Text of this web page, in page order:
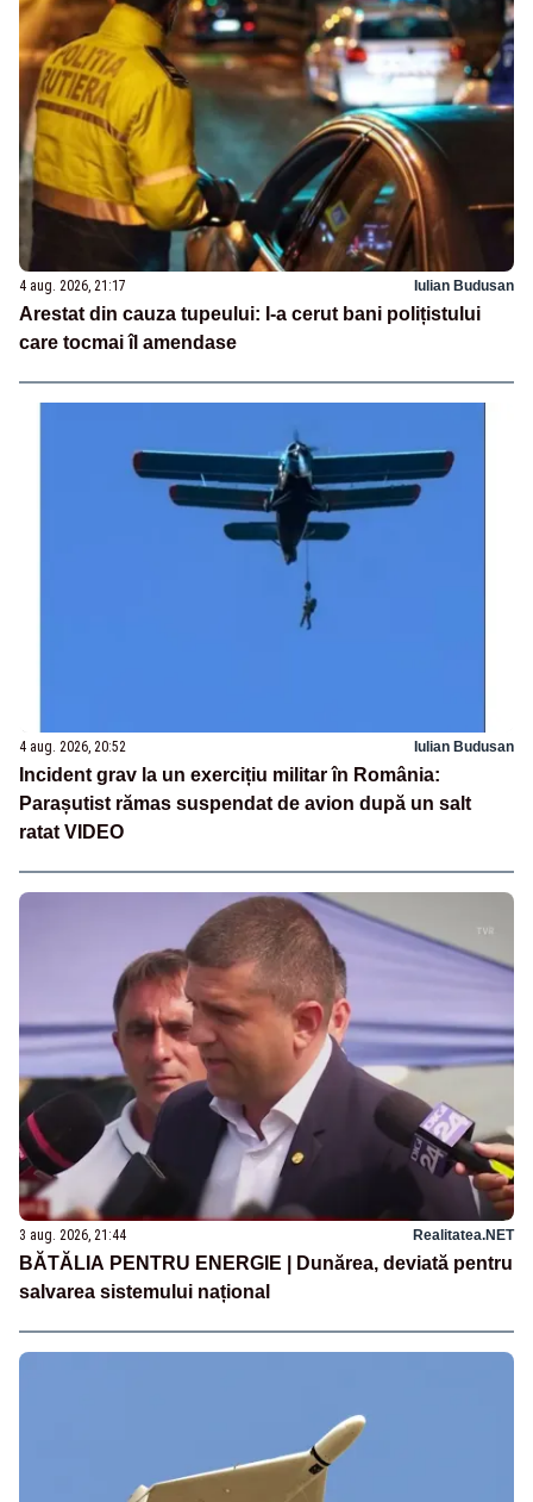
4 aug. 2026, 21:17 Iulian Budusan
Arestat din cauza tupeului: I-a cerut bani polițistului
care tocmai îl amendase
4 aug. 2026, 20:52 Iulian Budusan
Incident grav la un exercițiu militar în România:
Parașutist rămas suspendat de avion după un salt
ratat VIDEO
3 aug. 2026, 21:44 Realitatea.NET
BĂTĂLIA PENTRU ENERGIE | Dunărea, deviată pentru
salvarea sistemului național